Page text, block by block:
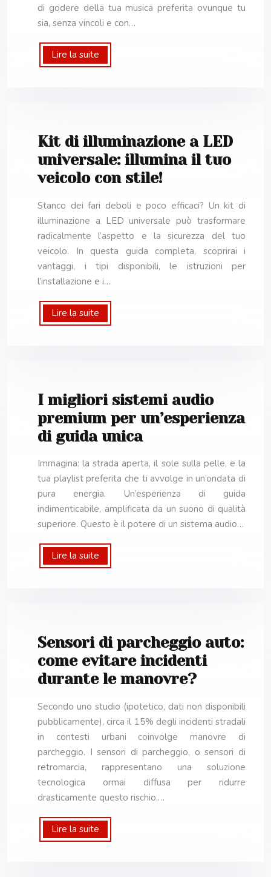
di godere della tua musica preferita ovunque tu
sia, senza vincoli e con…
Lire la suite
Kit di illuminazione a LED
universale: illumina il tuo
veicolo con stile!
Stanco dei fari deboli e poco efficaci? Un kit di
illuminazione a LED universale può trasformare
radicalmente l’aspetto e la sicurezza del tuo
veicolo. In questa guida completa, scoprirai i
vantaggi, i tipi disponibili, le istruzioni per
l’installazione e i…
Lire la suite
I migliori sistemi audio
premium per un’esperienza
di guida unica
Immagina: la strada aperta, il sole sulla pelle, e la
tua playlist preferita che ti avvolge in un’ondata di
pura energia. Un’esperienza di guida
indimenticabile, amplificata da un suono di qualità
superiore. Questo è il potere di un sistema audio…
Lire la suite
Sensori di parcheggio auto:
come evitare incidenti
durante le manovre?
Secondo uno studio (ipotetico, dati non disponibili
pubblicamente), circa il 15% degli incidenti stradali
in contesti urbani coinvolge manovre di
parcheggio. I sensori di parcheggio, o sensori di
retromarcia, rappresentano una soluzione
tecnologica ormai diffusa per ridurre
drasticamente questo rischio,…
Lire la suite